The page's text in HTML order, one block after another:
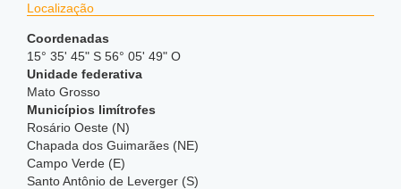
Localização
Coordenadas
15° 35' 45" S 56° 05' 49" O
Unidade federativa
Mato Grosso
Municípios limítrofes
Rosário Oeste (N)
Chapada dos Guimarães (NE)
Campo Verde (E)
Santo Antônio de Leverger (S)